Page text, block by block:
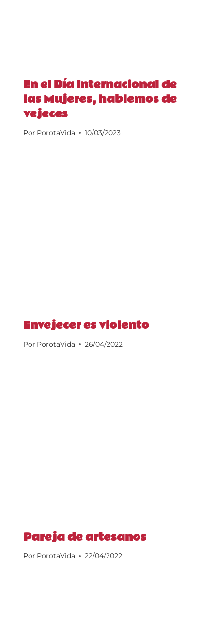
En el Día Internacional de
las Mujeres, hablemos de
vejeces
Por PorotaVida 10/03/2023
Envejecer es violento
Por PorotaVida 26/04/2022
Pareja de artesanos
Por PorotaVida 22/04/2022